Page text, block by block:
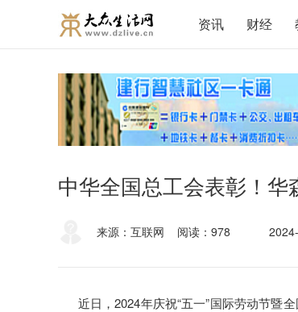
资讯 财经
中华全国总工会表彰！
来源：互联网 阅读：978
近日，2024年庆祝“五一”国际劳动节暨